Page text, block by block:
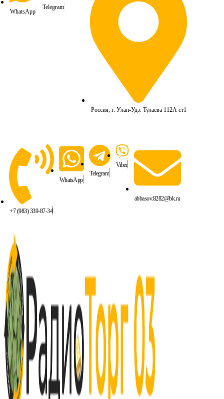
WhatsApp
Telegram
Россия, г. Улан-Удэ. Тулаева 112А ст1
+7 (983) 339-87-34
WhatsApp
Telegram
Viber
abbasov.8282@bk.ru